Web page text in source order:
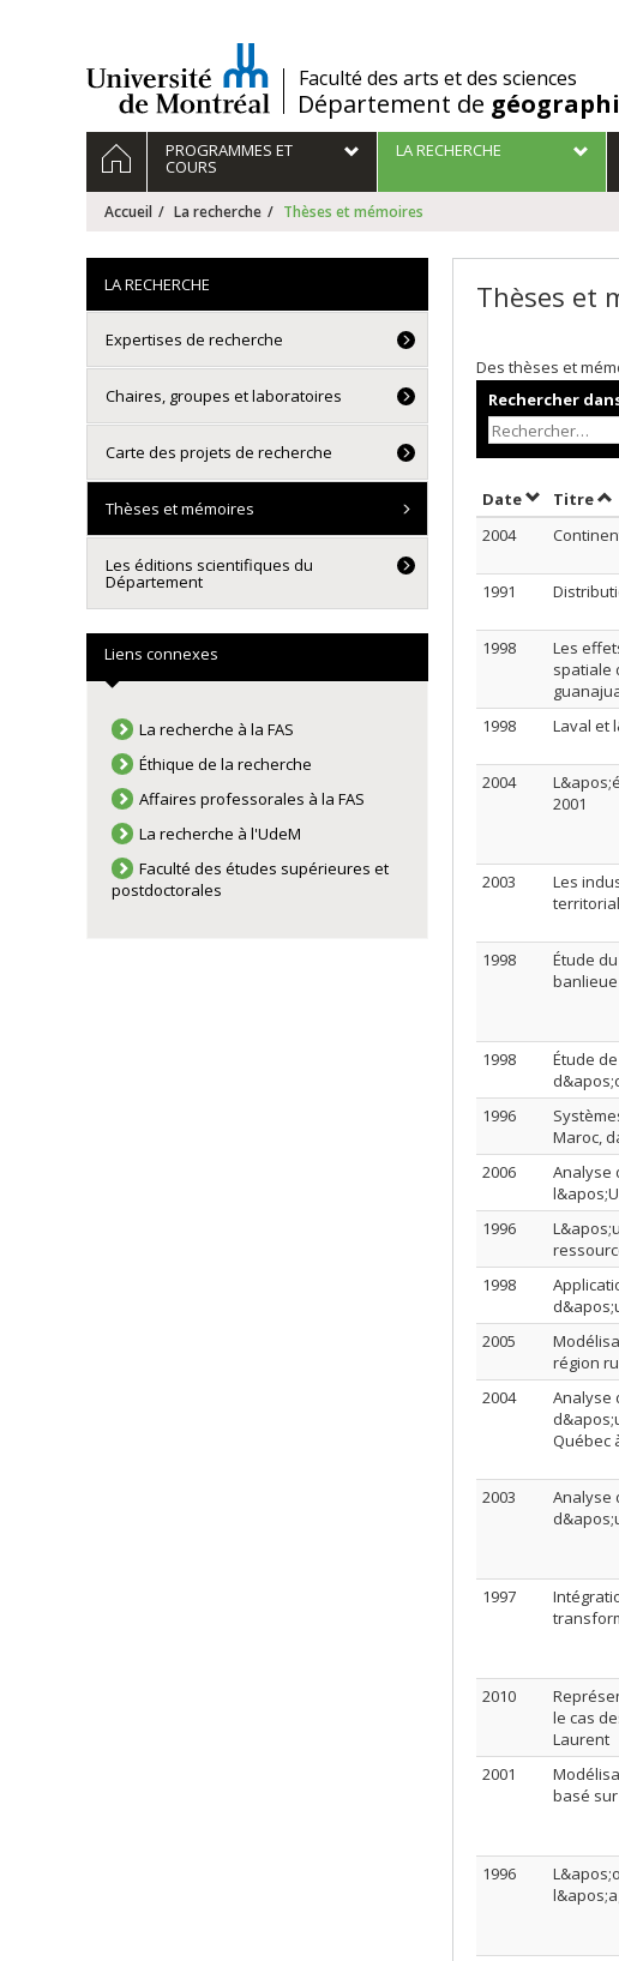
/Faculté des arts et des sciences
Département de
Navigation
principale
ACCUEILPROGRAMMES ET
COURS
LA RECHERCHE
Accueil La recherche Thèses et mémoires
Thèses et
Des thèses et
Rechercher
DateTrier par
Titre
2004
1991
1998
Les
spatiale
1998 Laval et
2004
2001
2003
Les
1998
Étude
1998
Étude
1996
Maroc,
2006
Analyse
1996
1998
2005
région
2004
Analyse
Québec
2003
Analyse
1997
2010
le cas
Laurent
2001
basé
1996
LA RECHERCHE
Expertises de recherche
Chaires, groupes et laboratoires
Carte des projets de recherche
Thèses et mémoires
Les éditions scientifiques du
Département
Liens connexes
La recherche à la FAS
Éthique de la recherche
Affaires professorales à la FAS
La recherche à l'UdeM
Faculté des études supérieures et
postdoctorales